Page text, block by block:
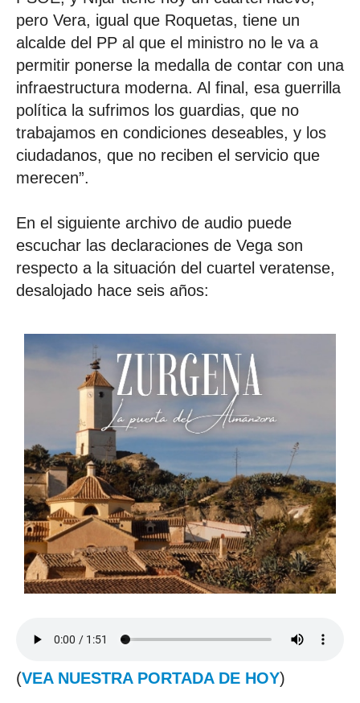
pero Vera, igual que Roquetas, tiene un
alcalde del PP al que el ministro no le va a
permitir ponerse la medalla de contar con una
infraestructura moderna. Al final, esa guerrilla
política la sufrimos los guardias, que no
trabajamos en condiciones deseables, y los
ciudadanos, que no reciben el servicio que
merecen”.
En el siguiente archivo de audio puede
escuchar las declaraciones de Vega son
respecto a la situación del cuartel veratense,
desalojado hace seis años:
(VEA NUESTRA PORTADA DE HOY)